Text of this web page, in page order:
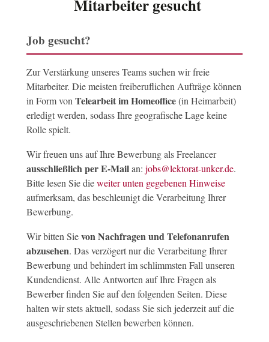
Mitarbeiter gesucht
Job gesucht?
Zur Verstärkung unseres Teams suchen wir freie
Mitarbeiter. Die meisten freiberuflichen Aufträge können
in Form von Telearbeit im Homeoffice(in Heimarbeit)
erledigt werden, sodass Ihre geografische Lage keine
Rolle spielt.
Wir freuen uns auf Ihre Bewerbung als Freelancer
ausschließlich per E-Mailan: jobs@lektorat-unker.de.
Bitte lesen Sie dieweiter unten gegebenen Hinweise
aufmerksam, das beschleunigt die Verarbeitung Ihrer
Bewerbung.
Wir bitten Sievon Nachfragen und Telefonanrufen
abzusehen. Das verzögert nur die Verarbeitung Ihrer
Bewerbung und behindert im schlimmsten Fall unseren
Kundendienst. Alle Antworten auf Ihre Fragen als
Bewerber finden Sie auf den folgenden Seiten. Diese
halten wir stets aktuell, sodass Sie sich jederzeit auf die
ausgeschriebenen Stellen bewerben können.